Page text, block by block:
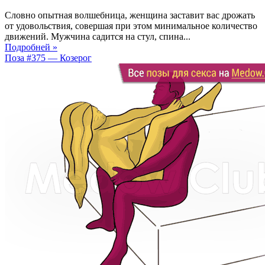
Словно опытная волшебница, женщина заставит вас дрожать
от удовольствия, совершая при этом минимальное количество
движений. Мужчина садится на стул, спина...
Подробней »
Поза #375 — Козерог